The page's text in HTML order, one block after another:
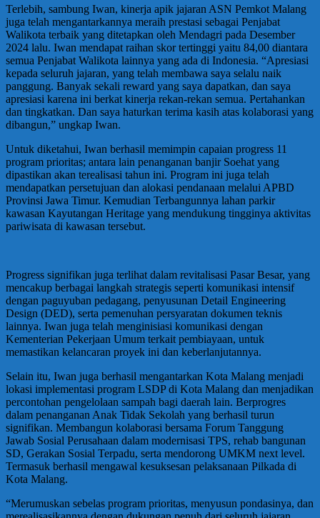
Terlebih, sambung Iwan, kinerja apik jajaran ASN Pemkot Malang
juga telah mengantarkannya meraih prestasi sebagai Penjabat
Walikota terbaik yang ditetapkan oleh Mendagri pada Desember
2024 lalu. Iwan mendapat raihan skor tertinggi yaitu 84,00 diantara
semua Penjabat Walikota lainnya yang ada di Indonesia. “Apresiasi
kepada seluruh jajaran, yang telah membawa saya selalu naik
panggung. Banyak sekali reward yang saya dapatkan, dan saya
apresiasi karena ini berkat kinerja rekan-rekan semua. Pertahankan
dan tingkatkan. Dan saya haturkan terima kasih atas kolaborasi yang
dibangun,” ungkap Iwan.
Untuk diketahui, Iwan berhasil memimpin capaian progress 11
program prioritas; antara lain penanganan banjir Soehat yang
dipastikan akan terealisasi tahun ini. Program ini juga telah
mendapatkan persetujuan dan alokasi pendanaan melalui APBD
Provinsi Jawa Timur. Kemudian Terbangunnya lahan parkir
kawasan Kayutangan Heritage yang mendukung tingginya aktivitas
pariwisata di kawasan tersebut.
Progress signifikan juga terlihat dalam revitalisasi Pasar Besar, yang
mencakup berbagai langkah strategis seperti komunikasi intensif
dengan paguyuban pedagang, penyusunan Detail Engineering
Design (DED), serta pemenuhan persyaratan dokumen teknis
lainnya. Iwan juga telah menginisiasi komunikasi dengan
Kementerian Pekerjaan Umum terkait pembiayaan, untuk
memastikan kelancaran proyek ini dan keberlanjutannya.
Selain itu, Iwan juga berhasil mengantarkan Kota Malang menjadi
lokasi implementasi program LSDP di Kota Malang dan menjadikan
percontohan pengelolaan sampah bagi daerah lain. Berprogres
dalam penanganan Anak Tidak Sekolah yang berhasil turun
signifikan. Membangun kolaborasi bersama Forum Tanggung
Jawab Sosial Perusahaan dalam modernisasi TPS, rehab bangunan
SD, Gerakan Sosial Terpadu, serta mendorong UMKM next level.
Termasuk berhasil mengawal kesuksesan pelaksanaan Pilkada di
Kota Malang.
“Merumuskan sebelas program prioritas, menyusun pondasinya, dan